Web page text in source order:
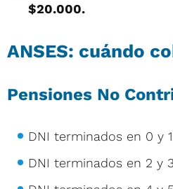
$20.000.
ANSES: cuándo
Pensiones No
DNI terminados en 0 y
DNI terminados en 2 y